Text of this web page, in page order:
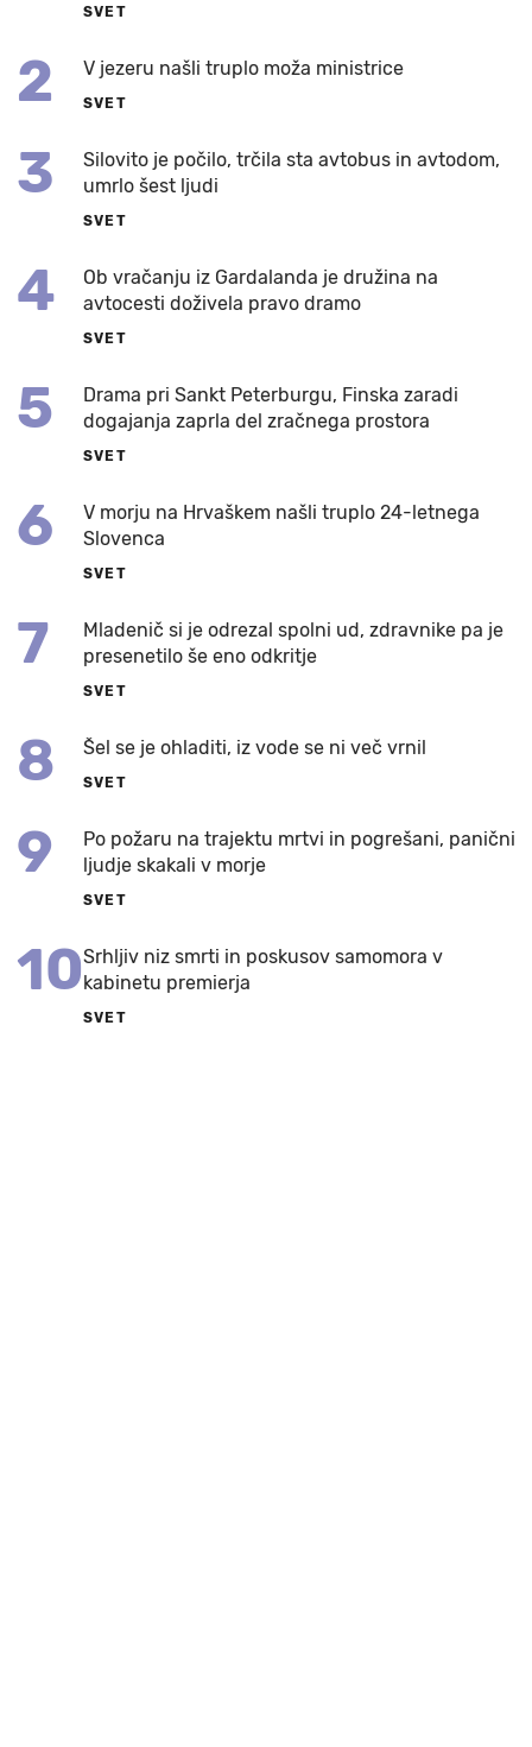
SVET
2 V jezeru našli truplo moža ministrice
SVET
3
Silovito je počilo, trčila sta avtobus in avtodom,
umrlo šest ljudi
SVET
4
Ob vračanju iz Gardalanda je družina na
avtocesti doživela pravo dramo
SVET
5
Drama pri Sankt Peterburgu, Finska zaradi
dogajanja zaprla del zračnega prostora
SVET
6
V morju na Hrvaškem našli truplo 24-letnega
Slovenca
SVET
7
Mladenič si je odrezal spolni ud, zdravnike pa je
presenetilo še eno odkritje
SVET
8 Šel se je ohladiti, iz vode se ni več vrnil
SVET
9
Po požaru na trajektu mrtvi in pogrešani, panični
ljudje skakali v morje
SVET
10Srhljiv niz smrti in poskusov samomora v
kabinetu premierja
SVET